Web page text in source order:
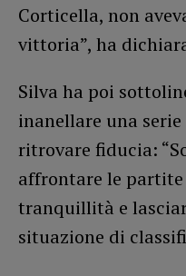
Corticella, non
vittoria”, ha
Silva ha poi
inanellare una
ritrovare fiducia:
affrontare le partite
tranquillità e
situazione di